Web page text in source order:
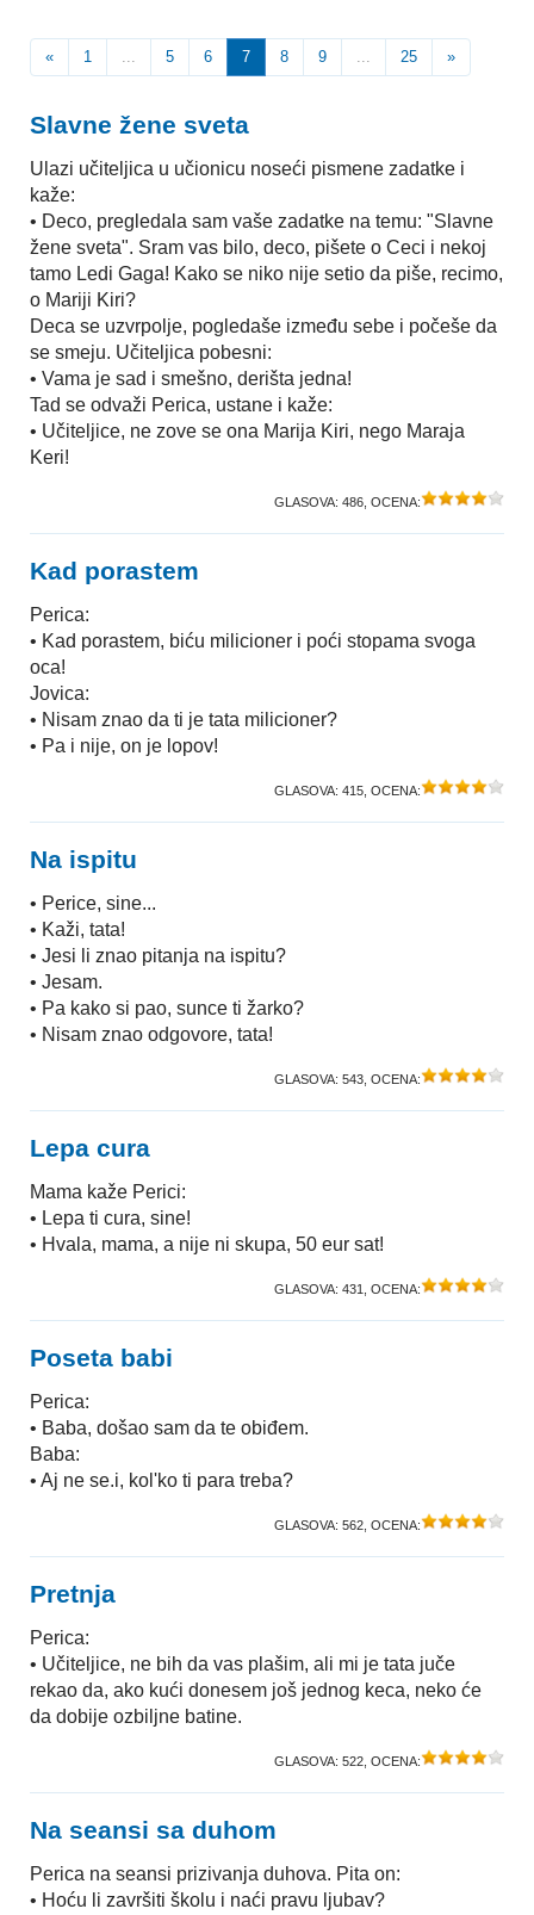
« 1 ... 5 6 7 8 9 ... 25 »
Slavne žene sveta
Ulazi učiteljica u učionicu noseći pismene zadatke i
kaže:
• Deco, pregledala sam vaše zadatke na temu: "Slavne
žene sveta". Sram vas bilo, deco, pišete o Ceci i nekoj
tamo Ledi Gaga! Kako se niko nije setio da piše, recimo,
o Mariji Kiri?
Deca se uzvrpolje, pogledaše između sebe i počeše da
se smeju. Učiteljica pobesni:
• Vama je sad i smešno, derišta jedna!
Tad se odvaži Perica, ustane i kaže:
• Učiteljice, ne zove se ona Marija Kiri, nego Maraja
Keri!
GLASOVA: 486 , OCENA:
Kad porastem
Perica:
• Kad porastem, biću milicioner i poći stopama svoga
oca!
Jovica:
• Nisam znao da ti je tata milicioner?
• Pa i nije, on je lopov!
GLASOVA: 415 , OCENA:
Na ispitu
• Perice, sine...
• Kaži, tata!
• Jesi li znao pitanja na ispitu?
• Jesam.
• Pa kako si pao, sunce ti žarko?
• Nisam znao odgovore, tata!
GLASOVA: 543 , OCENA:
Lepa cura
Mama kaže Perici:
• Lepa ti cura, sine!
• Hvala, mama, a nije ni skupa, 50 eur sat!
GLASOVA: 431 , OCENA:
Poseta babi
Perica:
• Baba, došao sam da te obiđem.
Baba:
• Aj ne se.i, kol'ko ti para treba?
GLASOVA: 562 , OCENA:
Pretnja
Perica:
• Učiteljice, ne bih da vas plašim, ali mi je tata juče
rekao da, ako kući donesem još jednog keca, neko će
da dobije ozbiljne batine.
GLASOVA: 522 , OCENA:
Na seansi sa duhom
Perica na seansi prizivanja duhova. Pita on:
• Hoću li završiti školu i naći pravu ljubav?